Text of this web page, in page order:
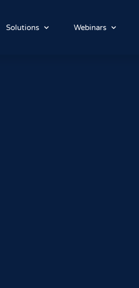
Solutions Webinars